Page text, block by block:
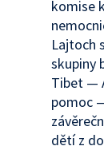
komise
Lajtoch
skupiny
Tibet —
pomoc
dětí z